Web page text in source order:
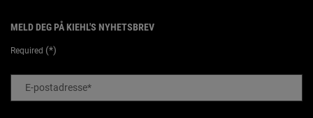
MELD DEG PÅ KIEHL'S NYHETSBREV
Required (*)
E-postadresse*